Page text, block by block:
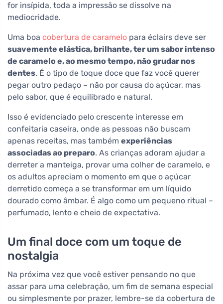
for insípida, toda a impressão se dissolve na
mediocridade.
Uma boa cobertura de caramelo para éclairs deve ser
suavemente elástica, brilhante, ter um sabor intenso
de caramelo e, ao mesmo tempo, não grudar nos
dentes. É o tipo de toque doce que faz você querer
pegar outro pedaço – não por causa do açúcar, mas
pelo sabor, que é equilibrado e natural.
Isso é evidenciado pelo crescente interesse em
confeitaria caseira, onde as pessoas não buscam
apenas receitas, mas também experiências
associadas ao preparo. As crianças adoram ajudar a
derreter a manteiga, provar uma colher de caramelo, e
os adultos apreciam o momento em que o açúcar
derretido começa a se transformar em um líquido
dourado como âmbar. É algo como um pequeno ritual –
perfumado, lento e cheio de expectativa.
Um final doce com um toque de
nostalgia
Na próxima vez que você estiver pensando no que
assar para uma celebração, um fim de semana especial
ou simplesmente por prazer, lembre-se da cobertura de